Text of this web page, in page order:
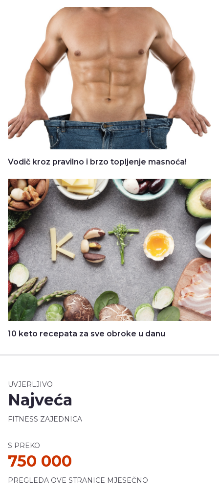
Vodič kroz pravilno i brzo topljenje masnoća!
10 keto recepata za sve obroke u danu
UVJERLJIVO
Najveća
FITNESS ZAJEDNICA
S PREKO
750 000
PREGLEDA OVE STRANICE MJESEČNO